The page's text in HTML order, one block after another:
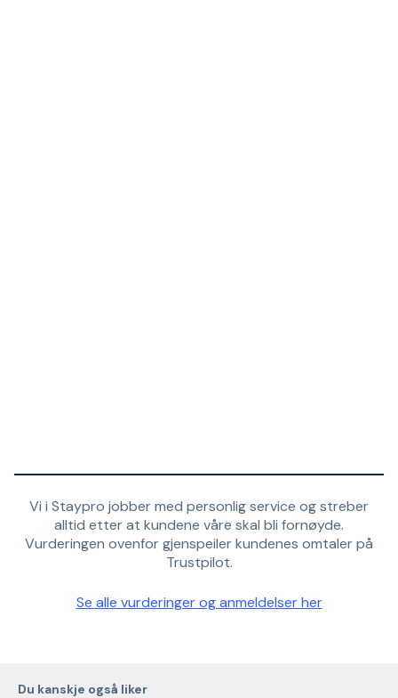
Vi i Staypro jobber med personlig service og streber
alltid etter at kundene våre skal bli fornøyde.
Vurderingen ovenfor gjenspeiler kundenes omtaler på
Trustpilot.
Se alle vurderinger og anmeldelser her
Du kanskje også liker